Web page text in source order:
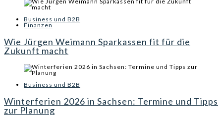
Business und B2B
Finanzen
Wie Jürgen Weimann Sparkassen fit für die
Zukunft macht
Business und B2B
Winterferien 2026 in Sachsen: Termine und Tipps
zur Planung